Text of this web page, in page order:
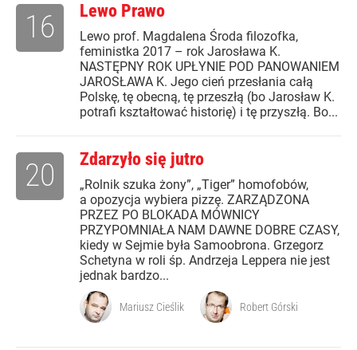
Lewo Prawo
Lewo prof. Magdalena Środa filozofka,
feministka 2017 – rok Jarosława K.
NASTĘPNY ROK UPŁYNIE POD PANOWANIEM
JAROSŁAWA K. Jego cień przesłania całą
Polskę, tę obecną, tę przeszłą (bo Jarosław K.
potrafi kształtować historię) i tę przyszłą. Bo...
16
Zdarzyło się jutro
„Rolnik szuka żony”, „Tiger” homofobów,
a opozycja wybiera pizzę. ZARZĄDZONA
PRZEZ PO BLOKADA MÓWNICY
PRZYPOMNIAŁA NAM DAWNE DOBRE CZASY,
kiedy w Sejmie była Samoobrona. Grzegorz
Schetyna w roli śp. Andrzeja Leppera nie jest
jednak bardzo...
20
Mariusz Cieślik Robert Górski